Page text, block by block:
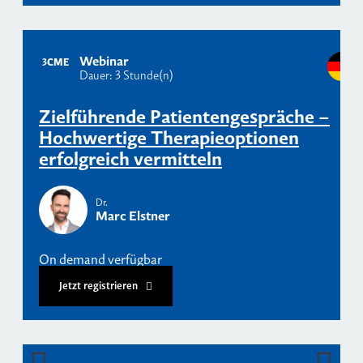
3CME Webinar
Dauer: 3 Stunde(n)
Zielführende Patientengespräche –
Hochwertige Therapieoptionen
erfolgreich vermitteln
Dr.
Marc Elstner
On demand verfügbar
Jetzt registrieren